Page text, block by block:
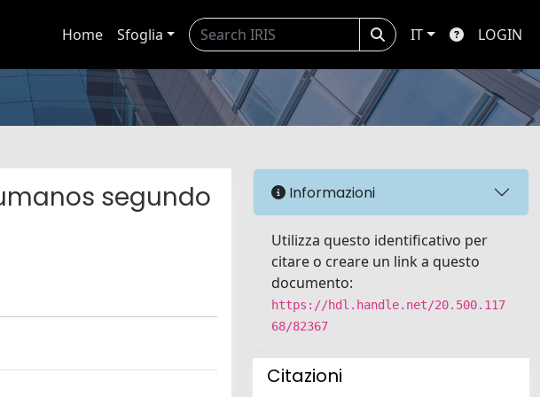
Home Sfoglia IT LOGIN
segundo
Informazioni
Utilizza questo identificativo per
citare o creare un link a questo
documento:
https://hdl.handle.net/20.500.117
68/82367
Citazioni